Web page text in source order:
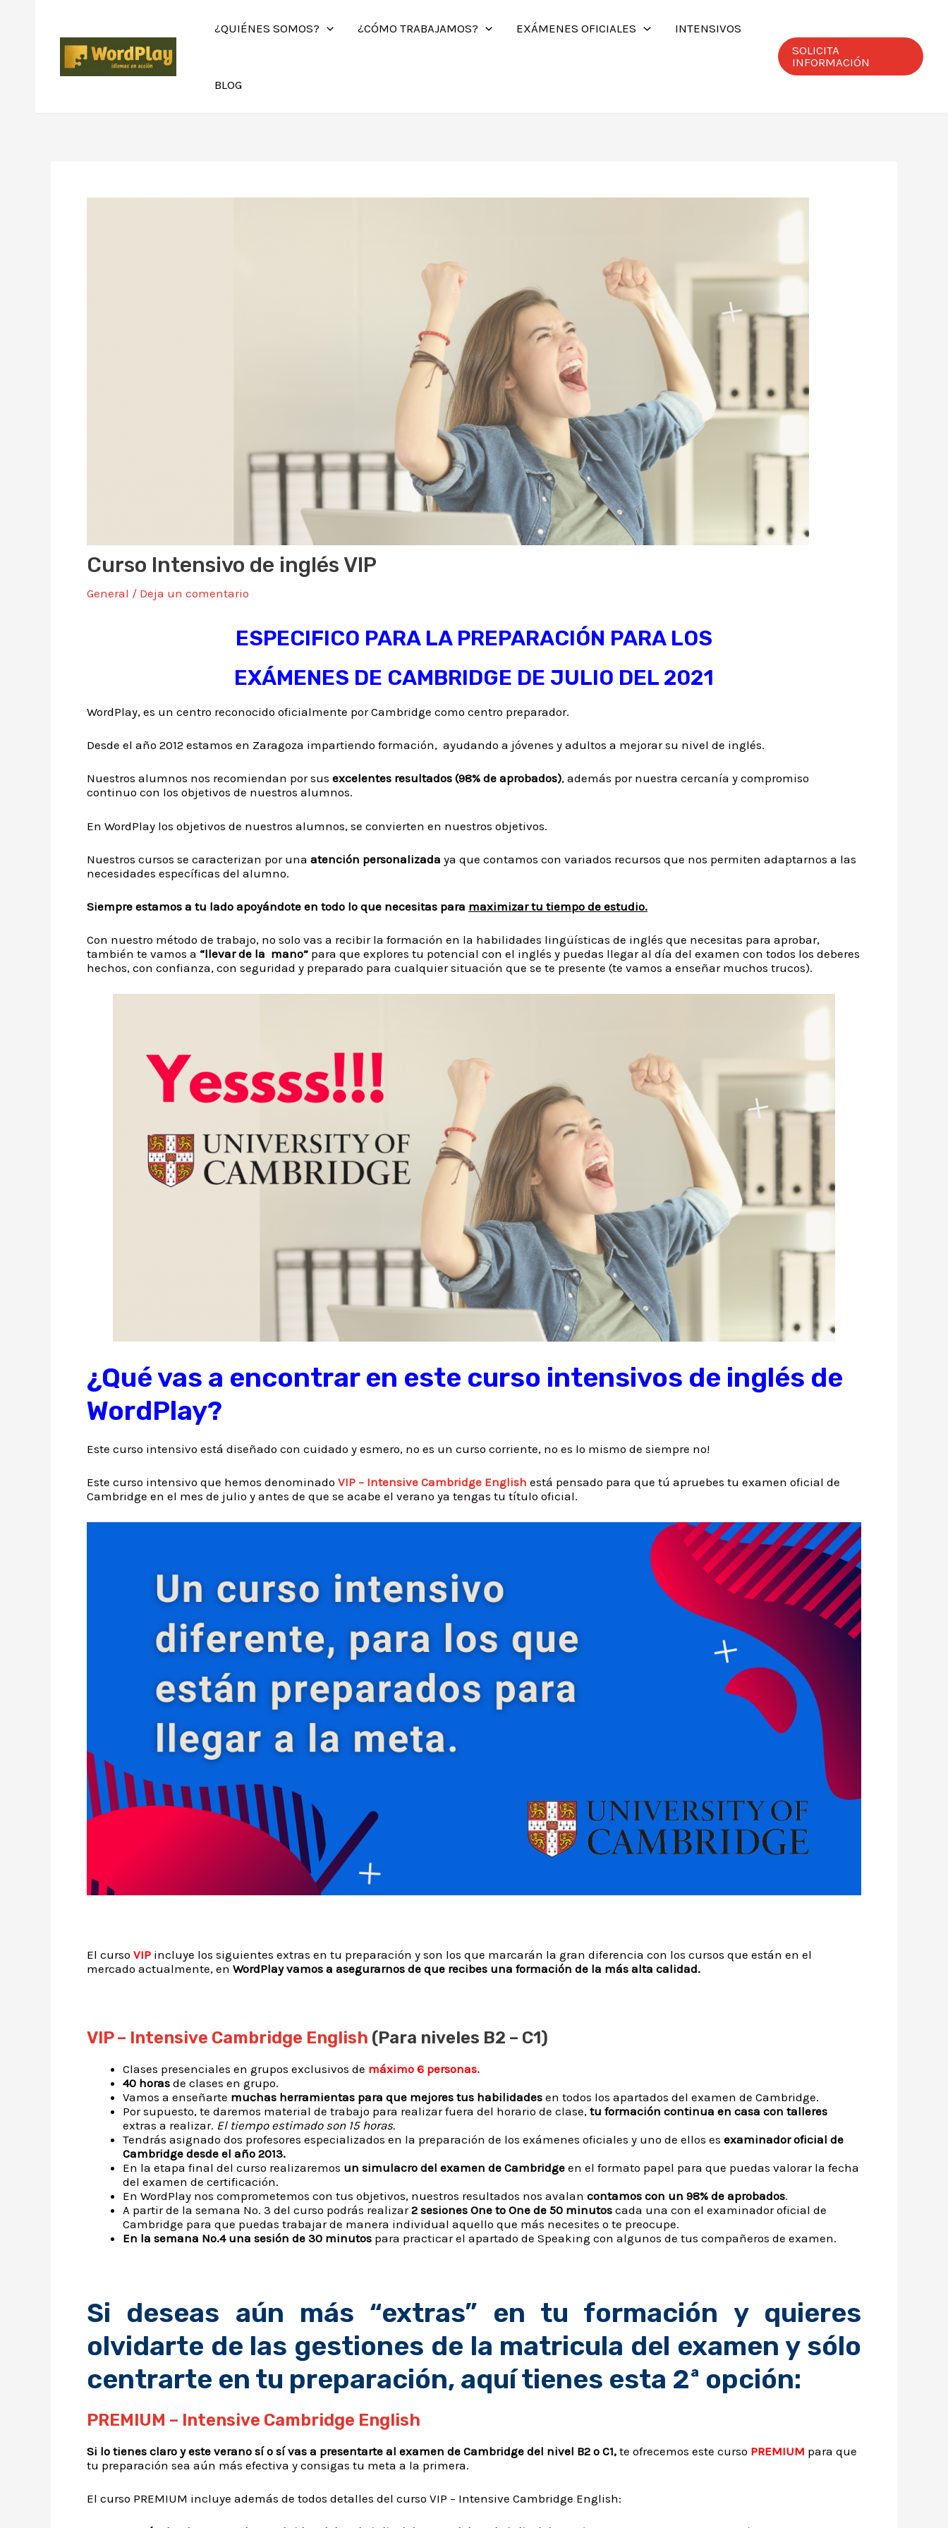
¿QUIÉNES SOMOS? ¿CÓMO TRABAJAMOS? EXÁMENES OFICIALES INTENSIVOS
BLOG
SOLICITA
INFORMACIÓN
Curso Intensivo de inglés VIP
General / Deja un comentario
ESPECIFICO PARA LA PREPARACIÓN PARA LOS
EXÁMENES DE CAMBRIDGE DE JULIO DEL 2021
WordPlay, es un centro reconocido oficialmente por Cambridge como centro preparador.
Desde el año 2012 estamos en Zaragoza impartiendo formación, ayudando a jóvenes y adultos a mejorar su nivel de inglés.
Nuestros alumnos nos recomiendan por sus excelentes resultados (98% de aprobados), además por nuestra cercanía y compromiso
continuo con los objetivos de nuestros alumnos.
En WordPlay los objetivos de nuestros alumnos, se convierten en nuestros objetivos.
Nuestros cursos se caracterizan por una atención personalizada ya que contamos con variados recursos que nos permiten adaptarnos a las
necesidades específicas del alumno.
Siempre estamos a tu lado apoyándote en todo lo que necesitas para maximizar tu tiempo de estudio.
Con nuestro método de trabajo, no solo vas a recibir la formación en la habilidades lingüísticas de inglés que necesitas para aprobar,
también te vamos a “llevar de la mano” para que explores tu potencial con el inglés y puedas llegar al día del examen con todos los deberes
hechos, con confianza, con seguridad y preparado para cualquier situación que se te presente (te vamos a enseñar muchos trucos).
¿Qué vas a encontrar en este curso intensivos de inglés de
WordPlay?
Este curso intensivo está diseñado con cuidado y esmero, no es un curso corriente, no es lo mismo de siempre no!
Este curso intensivo que hemos denominado VIP – Intensive Cambridge English está pensado para que tú apruebes tu examen oficial de
Cambridge en el mes de julio y antes de que se acabe el verano ya tengas tu título oficial.
El curso VIP incluye los siguientes extras en tu preparación y son los que marcarán la gran diferencia con los cursos que están en el
mercado actualmente, en WordPlay vamos a asegurarnos de que recibes una formación de la más alta calidad.
VIP – Intensive Cambridge English (Para niveles B2 – C1)
Clases presenciales en grupos exclusivos de máximo 6 personas.
40 horas de clases en grupo.
Vamos a enseñarte muchas herramientas para que mejores tus habilidades en todos los apartados del examen de Cambridge.
Por supuesto, te daremos material de trabajo para realizar fuera del horario de clase, tu formación continua en casa con talleres
extras a realizar. El tiempo estimado son 15 horas.
Tendrás asignado dos profesores especializados en la preparación de los exámenes oficiales y uno de ellos es examinador oficial de
Cambridge desde el año 2013.
En la etapa final del curso realizaremos un simulacro del examen de Cambridge en el formato papel para que puedas valorar la fecha
del examen de certificación.
En WordPlay nos comprometemos con tus objetivos, nuestros resultados nos avalan contamos con un 98% de aprobados.
A partir de la semana No. 3 del curso podrás realizar2 sesiones One to One de 50 minutos cada una con el examinador oficial de
Cambridge para que puedas trabajar de manera individual aquello que más necesites o te preocupe.
En la semana No.4 una sesión de 30 minutos para practicar el apartado de Speaking con algunos de tus compañeros de examen.
Si deseas aún más “extras” en tu formación y quieres
olvidarte de las gestiones de la matricula del examen y sólo
centrarte en tu preparación, aquí tienes esta 2ª opción:
PREMIUM – Intensive Cambridge English
Si lo tienes claro y este verano sí o sí vas a presentarte al examen de Cambridge del nivel B2 o C1, te ofrecemos este curso PREMIUM para que
tu preparación sea aún más efectiva y consigas tu meta a la primera.
El curso PREMIUM incluye además de todos detalles del curso VIP – Intensive Cambridge English: